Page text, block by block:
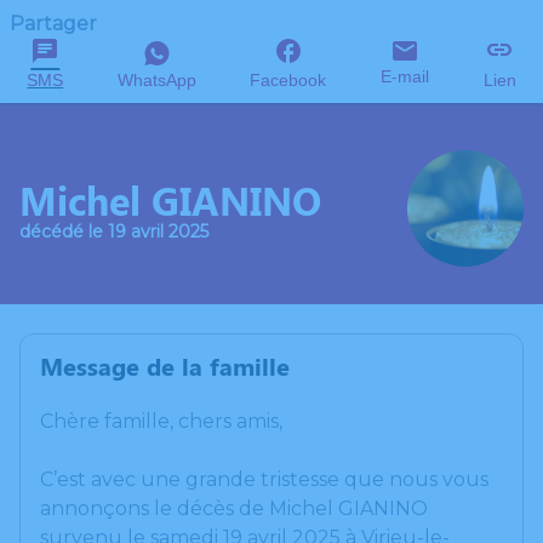
Partager
SMS WhatsApp Facebook E-mail Lien
Michel GIANINO
décédé le 19 avril 2025
Message de la famille
Chère famille, chers amis,
C’est avec une grande tristesse que nous vous
annonçons le décès de Michel GIANINO
survenu le samedi 19 avril 2025 à Virieu-le-